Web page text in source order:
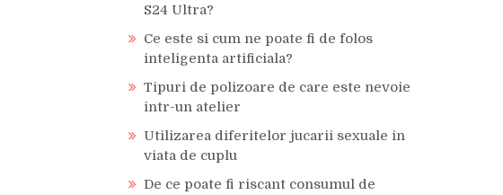
S24 Ultra?
Ce este si cum ne poate fi de folos
inteligenta artificiala?
Tipuri de polizoare de care este nevoie
intr-un atelier
Utilizarea diferitelor jucarii sexuale in
viata de cuplu
De ce poate fi riscant consumul de